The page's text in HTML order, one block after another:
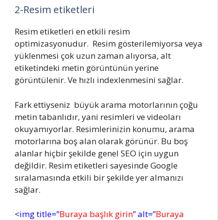
2-Resim etiketleri
Resim etiketleri en etkili resim
optimizasyonudur. Resim gösterilemiyorsa veya
yüklenmesi çok uzun zaman alıyorsa, alt
etiketindeki metin görüntünün yerine
görüntülenir. Ve hızlı indexlenmesini sağlar.
Fark ettiyseniz büyük arama motorlarının çoğu
metin tabanlıdır, yani resimleri ve videoları
okuyamıyorlar. Resimlerinizin konumu, arama
motorlarına boş alan olarak görünür. Bu boş
alanlar hiçbir şekilde genel SEO için uygun
değildir. Resim etiketleri sayesinde Google
sıralamasında etkili bir şekilde yer almanızı
sağlar.
<img title=”Buraya başlık girin” alt=”Buraya